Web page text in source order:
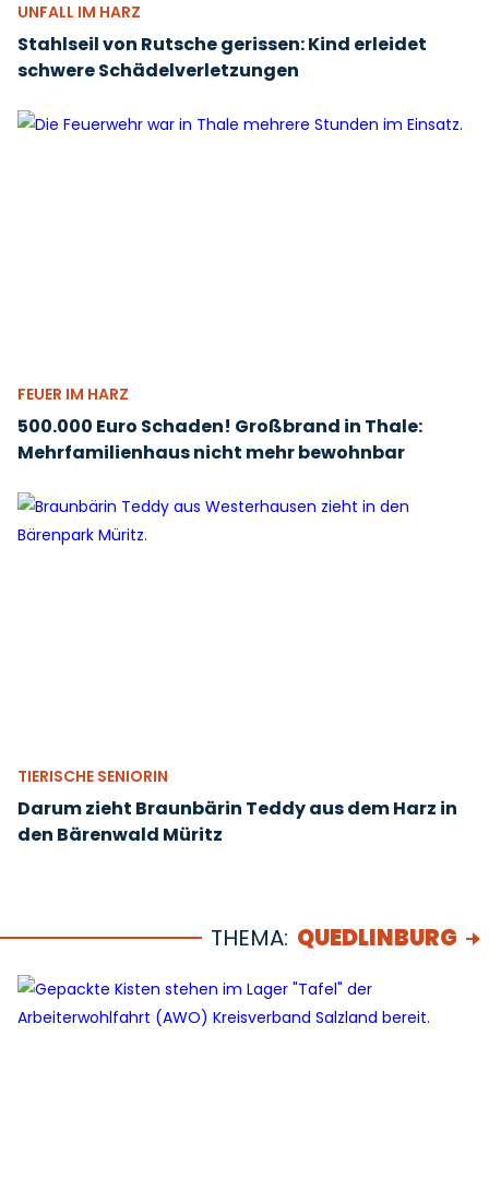
UNFALL IM HARZ
Stahlseil von Rutsche gerissen: Kind erleidet
schwere Schädelverletzungen
FEUER IM HARZ
500.000 Euro Schaden! Großbrand in Thale:
Mehrfamilienhaus nicht mehr bewohnbar
TIERISCHE SENIORIN
Darum zieht Braunbärin Teddy aus dem Harz in
den Bärenwald Müritz
THEMA: QUEDLINBURG